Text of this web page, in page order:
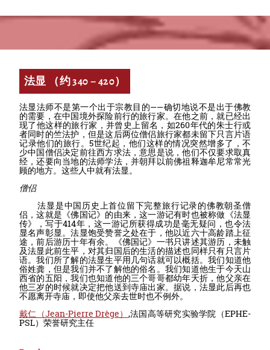
法显 （约 340 – 420）
法显法师不是第一个出于宗教目的——确切地说不是出于佛教
的需要，在中国境外探险前行的旅行家。在他之前，就已经出
现了他这样的旅行家，并曾史上留名，如260年代的朱士行或
者同时的竺法护，但是这后两位僧侣旅行家都未留下只言片语
记录他们的旅行。5世纪起，他们这样的情况突然增多了，不
少中国僧侣决定前往西方求法，意思是说，他们不仅要求取真
经，还要向当地的法师学法，并朝拜以前佛祖释迦牟尼常常光
顾的地方。这些人中就有法显。
僧侣
法显是中国历史上首位留下完整旅行记录的佛教朝圣僧
侣，这就是《佛国记》的由来，这一游记有时也被称做《法显
传》，写于414年，这一游记所获得成功是毫无疑问，也令法
显名声彰显。法显饱受赞誉之处在于，他以近六十高龄踏上征
途，前后游历十年有余。《佛国记》一书只讲述其游历，未触
及法显此前生平，对其归国后的生活的描述也同样只有只言片
语。我们所了解的法显生平用几句话就可以概括。我们知道他
俗姓龚，但是我们并不了解他的俗名。我们知道他生于今天山
西省的五阳，我们也知道他的三个哥哥都幼年夭折，他父亲在
他三岁的时候就决定把他送到寺庙出家。据说，法显此后再也
不愿离开寺庙，即使他父亲去世时也不例外。
戴仁（Jean-Pierre Drège） ,法国高等研究实验学院（EPHE-
PSL）荣誉研究主任